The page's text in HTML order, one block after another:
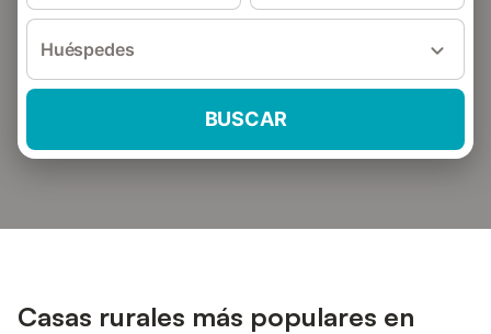
Huéspedes
BUSCAR
Casas rurales más populares en